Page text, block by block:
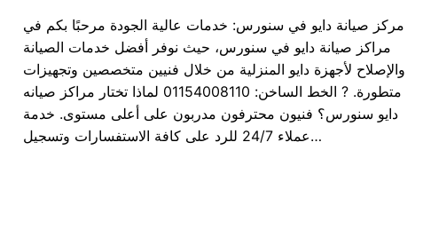
مركز صيانة دايو في سنورس: خدمات عالية الجودة مرحبًا بكم في
مراكز صيانة دايو في سنورس، حيث نوفر أفضل خدمات الصيانة
والإصلاح لأجهزة دايو المنزلية من خلال فنيين متخصصين وتجهيزات
متطورة. ? الخط الساخن: 01154008110 لماذا تختار مراكز صيانه
دايو سنورس؟ فنيون محترفون مدربون على أعلى مستوى. خدمة
عملاء 24/7 للرد على كافة الاستفسارات وتسجيل…